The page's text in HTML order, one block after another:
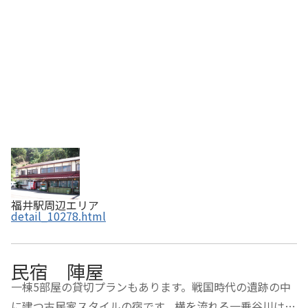
福井駅周辺エリア
detail_10278.html
民宿 陣屋
一棟5部屋の貸切プランもあります。戦国時代の遺跡の中